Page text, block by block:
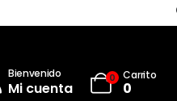
Bienvenido
Mi cuenta
0 Carrito
0